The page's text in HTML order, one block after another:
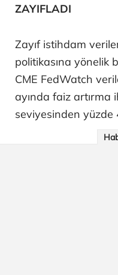
ZAYIFLADI
Zayıf istihdam
politikasına yönelik
CME FedWatch
ayında faiz artırma
seviyesinden yüzde